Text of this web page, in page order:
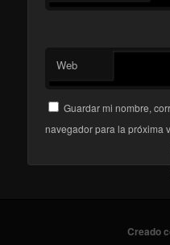
Web
Guardar mi nombre,
navegador para la próxima
Creado